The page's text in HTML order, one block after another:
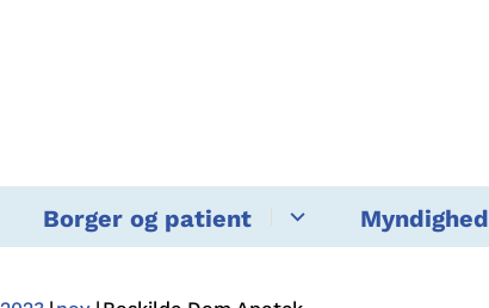
Borger og patient Myndighed